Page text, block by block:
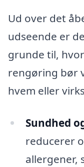
Ud over det
udseende er
grunde til,
rengøring bør
hvem eller
Sundhed
reducerer
allergener,